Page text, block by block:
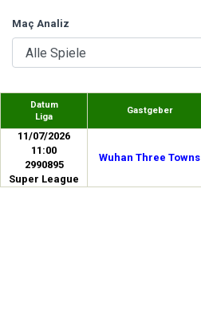
Maç Analiz
Datum
Liga
Gastgeber
11/07/2026
11:00
2990895
Super League
Wuhan Three Towns